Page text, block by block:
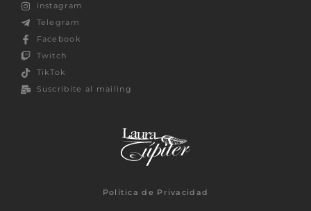
Instagram
Telegram
Facebook
Twitch
TikTok
Suscribite al mailing
Política de Privacidad